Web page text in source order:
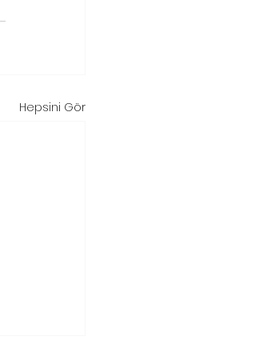
Hepsini Gör